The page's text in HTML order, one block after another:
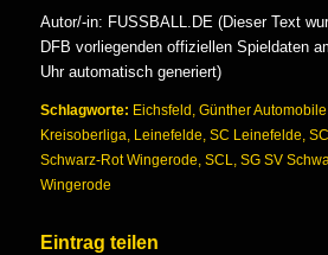
Autor/-in: FUSSBALL.DE (Dieser Text
DFB vorliegenden offiziellen Spieldaten
Uhr automatisch generiert)
Schlagworte: Eichsfeld Günther
Kreisoberliga
Leinefelde SC Leinefelde
Schwarz-Rot Wingerode SCL SG SV
Wingerode
Eintrag teilen